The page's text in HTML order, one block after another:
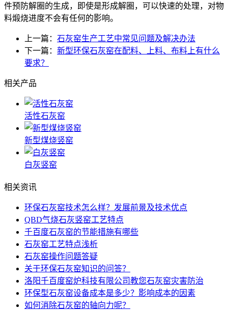
件预防解圈的生成，即使是形成解圈，可以快速的处理，对物
料煅烧进度不会有任何的影响。
上一篇： 石灰窑生产工艺中常见问题及解决办法
下一篇： 新型环保石灰窑在配料、上料、布料上有什么
要求？
相关产品
活性石灰窑
新型煤烧竖窑
白灰竖窑
相关资讯
环保石灰窑技术怎么样？发展前景及技术优点
QBD气烧石灰竖窑工艺特点
千百度石灰窑的节能措施有哪些
石灰窑工艺特点浅析
石灰窑操作问题答疑
关于环保石灰窑知识的问答？
洛阳千百度窑炉科技有限公司教您石灰窑灾害防治
环保型石灰窑设备成本是多少？影响成本的因素
如何消除石灰窑的轴向力呢？